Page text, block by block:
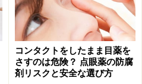
。
「血友病」と「血液凝
コンタクトをしたまま目薬を
さすのは危険？ 点眼薬の防腐
剤リスクと安全な選び方